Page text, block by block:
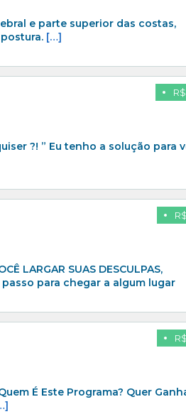
e parte superior das costas,
[…]
?! ” Eu tenho a solução para
LARGAR SUAS DESCULPAS,
passo para chegar a algum lugar
É Este Programa? Quer